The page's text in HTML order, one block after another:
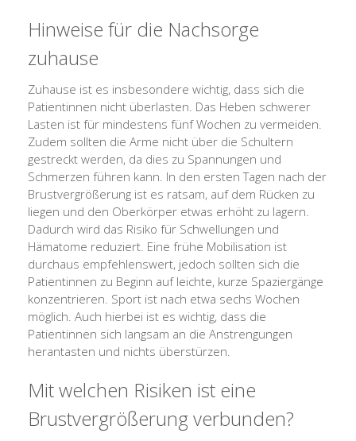
Hinweise für die Nachsorge
zuhause
Zuhause ist es insbesondere wichtig, dass sich die
Patientinnen nicht überlasten. Das Heben schwerer
Lasten ist für mindestens fünf Wochen zu vermeiden.
Zudem sollten die Arme nicht über die Schultern
gestreckt werden, da dies zu Spannungen und
Schmerzen führen kann. In den ersten Tagen nach der
Brustvergrößerung ist es ratsam, auf dem Rücken zu
liegen und den Oberkörper etwas erhöht zu lagern.
Dadurch wird das Risiko für Schwellungen und
Hämatome reduziert. Eine frühe Mobilisation ist
durchaus empfehlenswert, jedoch sollten sich die
Patientinnen zu Beginn auf leichte, kurze Spaziergänge
konzentrieren. Sport ist nach etwa sechs Wochen
möglich. Auch hierbei ist es wichtig, dass die
Patientinnen sich langsam an die Anstrengungen
herantasten und nichts überstürzen.
Mit welchen Risiken ist eine
Brustvergrößerung verbunden?